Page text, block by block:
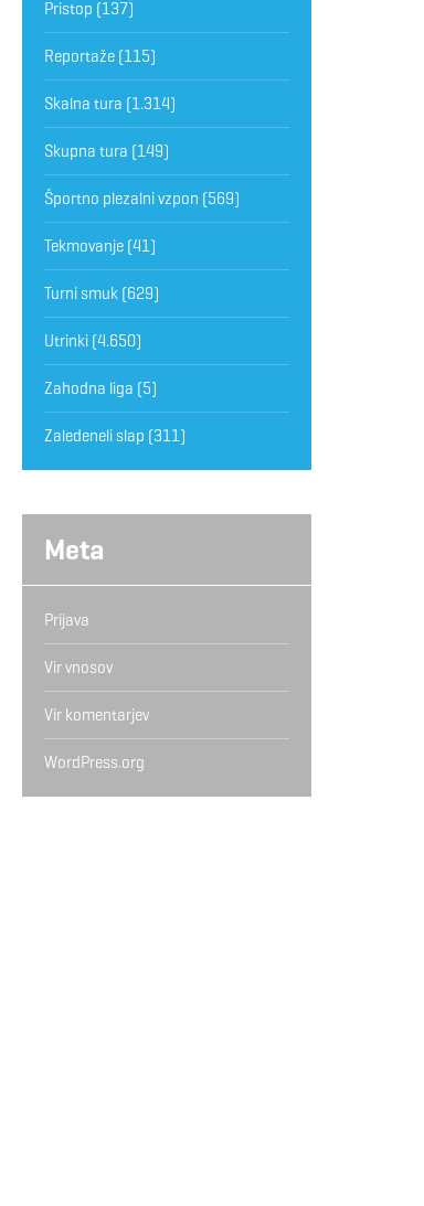
Pristop (137)
Reportaže(115)
Skalna tura (1.314)
Skupna tura (149)
Športno plezalni vzpon (569)
Tekmovanje(41)
Turni smuk(629)
Utrinki(4.650)
Zahodna liga (5)
Zaledeneli slap (311)
Meta
Prijava
Vir vnosov
Vir komentarjev
WordPress.org